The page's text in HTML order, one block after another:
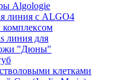
Algologie
линия с ALGO4
линия для
"Дюны"
клетками